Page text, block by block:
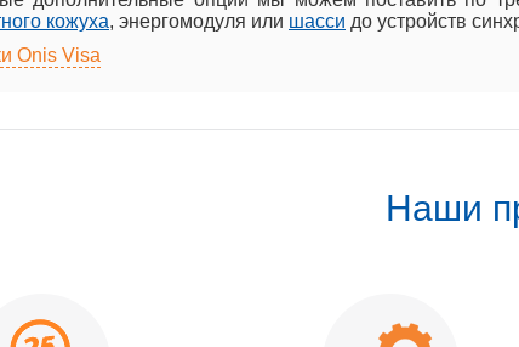
кожуха, энергомодуля или шасси до устройств
Onis Visa
Наши